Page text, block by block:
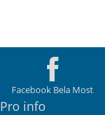
Facebook Bela Most
Pro info